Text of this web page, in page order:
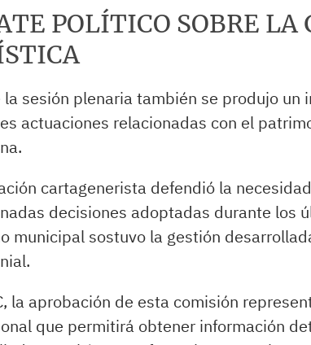
POLÍTICO SOBRE LA
la sesión plenaria también se produjo
actuaciones relacionadas con el
cartagenerista defendió la
decisiones adoptadas durante los
municipal sostuvo la gestión
la aprobación de esta comisión
que permitirá obtener información